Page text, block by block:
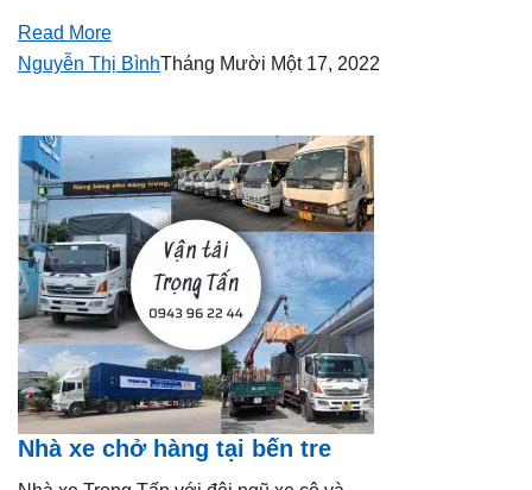
Read More
Nguyễn Thị BìnhTháng Mười Một 17, 2022
Nhà xe chở hàng tại bến tre